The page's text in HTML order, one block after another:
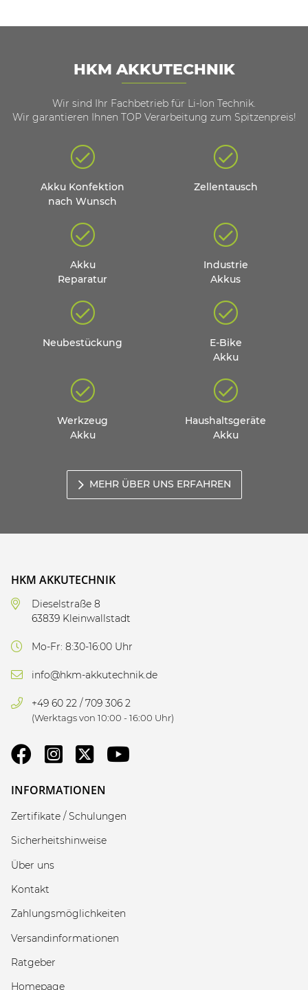
HKM AKKUTECHNIK
Wir sind Ihr Fachbetrieb für Li-Ion Technik.
Wir garantieren Ihnen TOP Verarbeitung zum Spitzenpreis!
Akku Konfektion
nach Wunsch
Zellentausch
Akku
Reparatur
Industrie
Akkus
Neubestückung
E-Bike
Akku
Werkzeug
Akku
Haushaltsgeräte
Akku
MEHR ÜBER UNS ERFAHREN
HKM AKKUTECHNIK
Dieselstraße 8
63839 Kleinwallstadt
Mo-Fr: 8:30-16:00 Uhr
info@hkm-akkutechnik.de
+49 60 22 / 709 306 2
(Werktags von 10:00 - 16:00 Uhr)
INFORMATIONEN
Zertifikate / Schulungen
Sicherheitshinweise
Über uns
Kontakt
Zahlungsmöglichkeiten
Versandinformationen
Ratgeber
Homepage